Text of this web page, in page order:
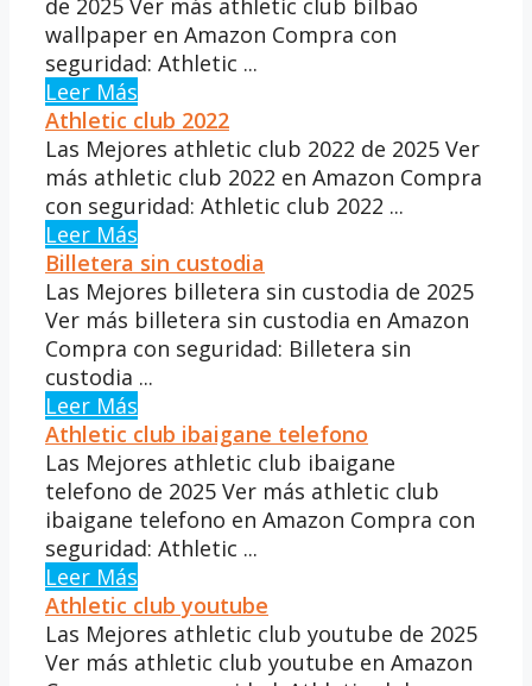
wallpaper en Amazon Compra con
seguridad: Athletic ...
Leer Más
Athletic club 2022
Las Mejores athletic club 2022 de 2025 Ver
más athletic club 2022 en Amazon Compra
con seguridad: Athletic club 2022 ...
Leer Más
Billetera sin custodia
Las Mejores billetera sin custodia de 2025
Ver más billetera sin custodia en Amazon
Compra con seguridad: Billetera sin
custodia ...
Leer Más
Athletic club ibaigane telefono
Las Mejores athletic club ibaigane
telefono de 2025 Ver más athletic club
ibaigane telefono en Amazon Compra con
seguridad: Athletic ...
Leer Más
Athletic club youtube
Las Mejores athletic club youtube de 2025
Ver más athletic club youtube en Amazon